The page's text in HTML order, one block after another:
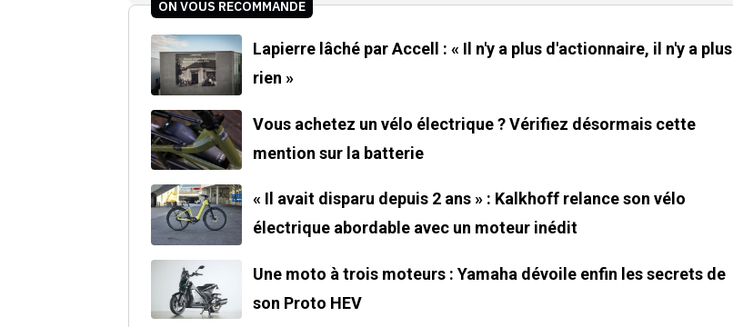
ON VOUS RECOMMANDE
Lapierre lâché par Accell : « Il n'y a plus d'actionnaire, il n'y a plus
rien »
Vous achetez un vélo électrique ? Vérifiez désormais cette
mention sur la batterie
« Il avait disparu depuis 2 ans » : Kalkhoff relance son vélo
électrique abordable avec un moteur inédit
Une moto à trois moteurs : Yamaha dévoile enfin les secrets de
son Proto HEV